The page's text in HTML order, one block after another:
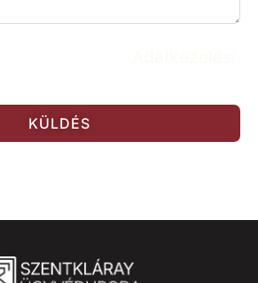
KÜLDÉS